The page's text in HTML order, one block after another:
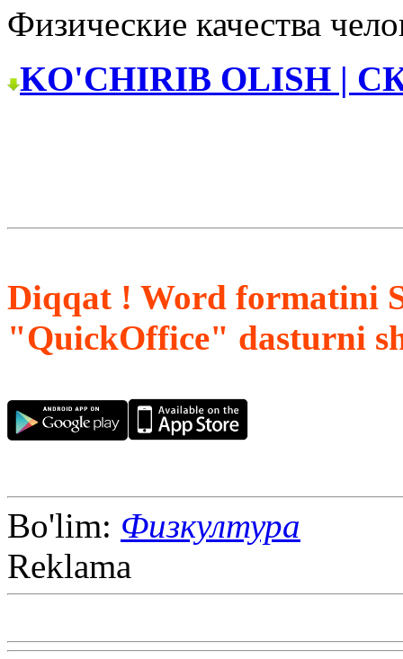
Физические качества
KO'CHIRIB OLISH |
Diqqat ! Word formatini
"QuickOffice" dasturni
Bo'lim: Физкултура
Reklama